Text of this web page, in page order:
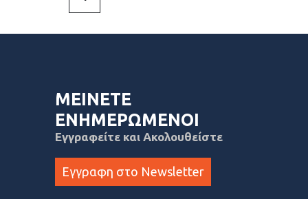
ΜΕΙΝΕΤΕ
ΕΝΗΜΕΡΩΜΕΝΟΙ
Εγγραφείτε και Ακολουθείστε
Εγγραφη στο Newsletter